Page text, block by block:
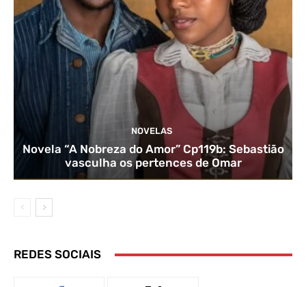
NOVELAS
Novela “A Nobreza do Amor” Cp119b: Sebastião
vasculha os pertences de Omar
REDES SOCIAIS